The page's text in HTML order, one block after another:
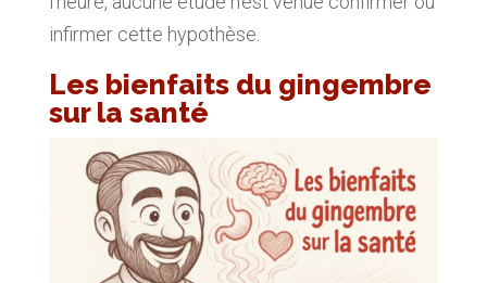
infirmer cette hypothèse.
Les bienfaits du gingembre
sur la santé